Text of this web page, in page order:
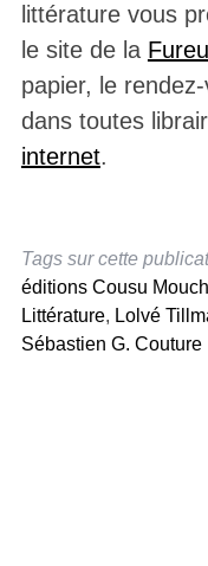
littérature vous
le site de la
papier, le
dans toutes
internet.
Tags sur cette
éditions Cousu
Littérature, Lolvé
Sébastien G. Couture